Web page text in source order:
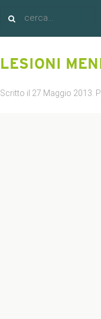
LESIONI
Scritto il 27 Maggio 2013 .